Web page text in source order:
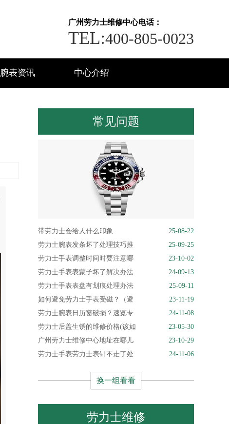
广州劳力士维修中心电话：
TEL:400-805-0023
腕表资讯 中心介绍
常见问题
带劳力士会给人什么印象
25-08-22
劳力士腕表发条坏了处理技巧推
25-09-25
劳力士手表调整时间时要注意哪
23-10-02
劳力士手表表蒙子坏了解决办法
24-09-13
劳力士手表表盘有划痕处理办法
25-09-11
如何避免劳力士手表受磁？（避
23-11-19
劳力士腕表日历窗破损？速览专
24-11-08
劳力士后盖生锈的维修价格(该如
23-05-30
广州劳力士维修中心地址在哪儿
23-10-29
劳力士手表劳力士表针不走了处
24-11-06
换一组看看
劳力士维修